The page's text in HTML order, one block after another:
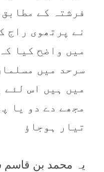
فرشتہ کے
نے پرتھوی راج
میں واضح کیا
سرحد میں
میں ہیں اس لئے
مجھے دے دو یا
تیار ہوجاؤ
یہ محمد بن قاسم